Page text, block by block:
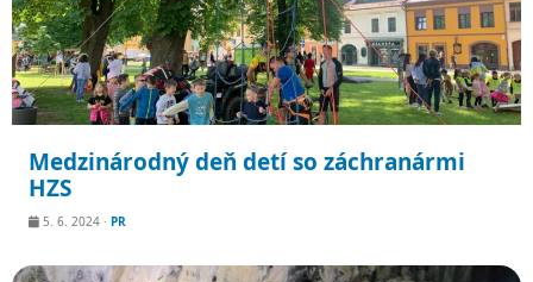
Medzinárodný deň detí so záchranármi
HZS
5. 6. 2024 · PR